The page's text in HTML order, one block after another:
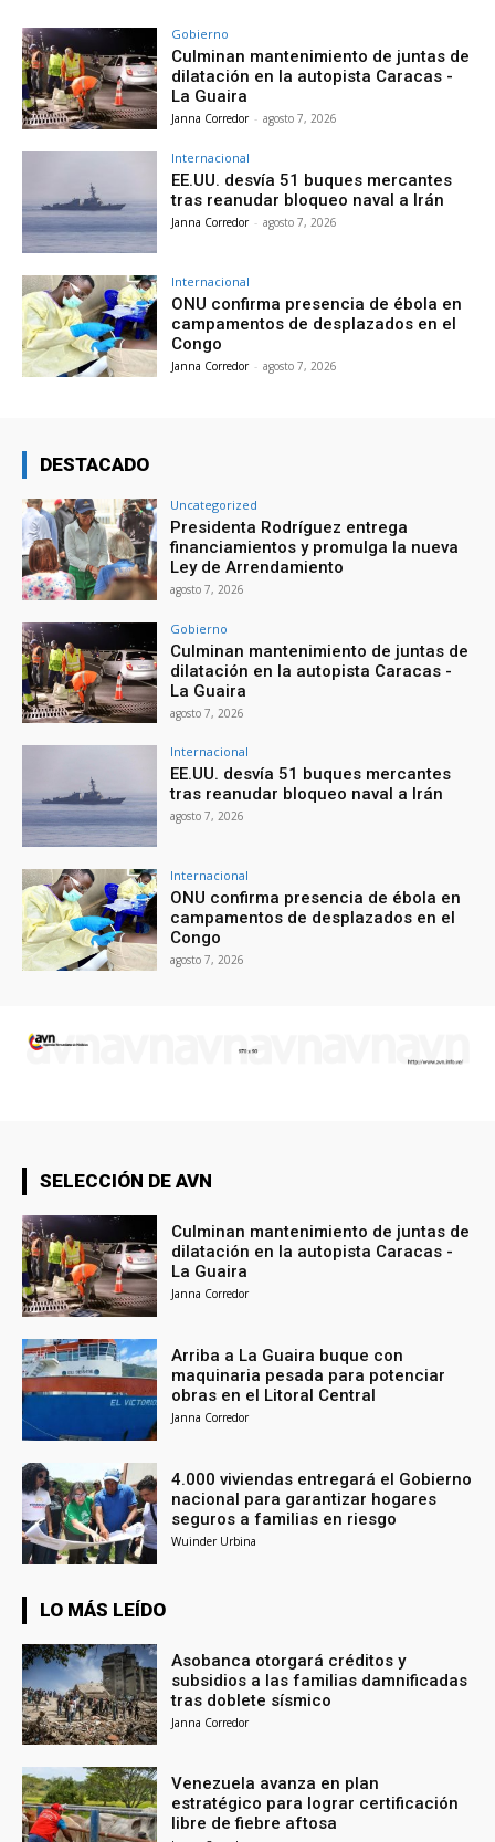
Gobierno
Culminan mantenimiento de juntas de
dilatación en la autopista Caracas -
La Guaira
Janna Corredor - agosto 7, 2026
Internacional
EE.UU. desvía 51 buques mercantes
tras reanudar bloqueo naval a Irán
Janna Corredor - agosto 7, 2026
Internacional
ONU confirma presencia de ébola en
campamentos de desplazados en el
Congo
Janna Corredor - agosto 7, 2026
DESTACADO
Uncategorized
Presidenta Rodríguez entrega
financiamientos y promulga la nueva
Ley de Arrendamiento
agosto 7, 2026
Gobierno
Culminan mantenimiento de juntas de
dilatación en la autopista Caracas -
La Guaira
agosto 7, 2026
Internacional
EE.UU. desvía 51 buques mercantes
tras reanudar bloqueo naval a Irán
agosto 7, 2026
Internacional
ONU confirma presencia de ébola en
campamentos de desplazados en el
Congo
agosto 7, 2026
SELECCIÓN DE AVN
Culminan mantenimiento de juntas de
dilatación en la autopista Caracas -
La Guaira
Janna Corredor
Arriba a La Guaira buque con
maquinaria pesada para potenciar
obras en el Litoral Central
Janna Corredor
4.000 viviendas entregará el Gobierno
nacional para garantizar hogares
seguros a familias en riesgo
Wuinder Urbina
LO MÁS LEÍDO
Asobanca otorgará créditos y
subsidios a las familias damnificadas
tras doblete sísmico
Janna Corredor
Venezuela avanza en plan
estratégico para lograr certificación
libre de fiebre aftosa